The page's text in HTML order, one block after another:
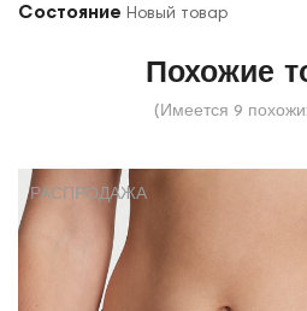
Состояние Новый товар
Похожие
(Имеется 9
РАСПРОДАЖА